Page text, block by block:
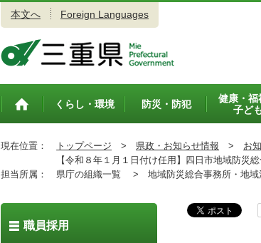
本文へ Foreign Languages
トップペ
くらし・環境 防災・防犯
健康・福
子ど
現在位置： トップページ > 県政・お知らせ情報 > お
【令和８年１月１日付け任用】四日市地域防災
担当所属：
県庁の組織一覧 > 地域防災総合事務所・地
職員採用